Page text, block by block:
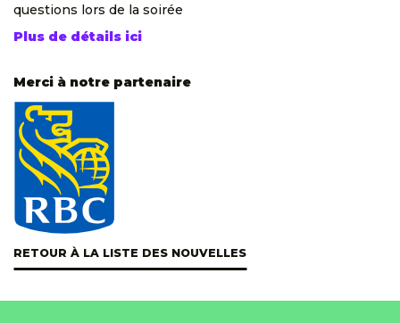
questions lors de la soirée
Plus de détails ici
Merci à notre partenaire
RETOUR À LA LISTE DES NOUVELLES